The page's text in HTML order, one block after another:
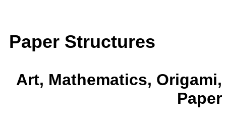
Paper Structures
Art, Mathematics, Origami,
Paper